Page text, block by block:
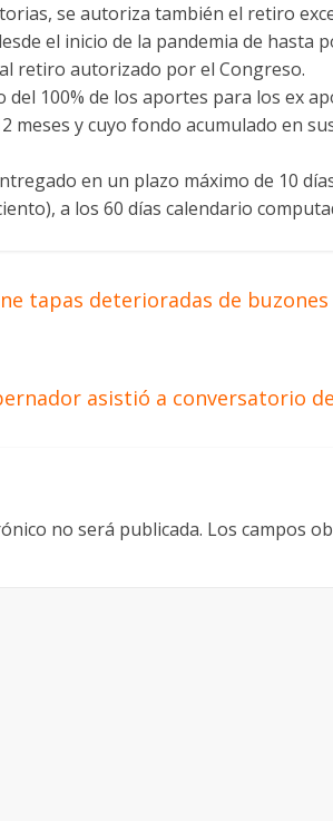
se autoriza también el retiro
el inicio de la pandemia de hasta
retiro autorizado por el Congreso.
del 100% de los aportes para los ex
meses y cuyo fondo acumulado en
en un plazo máximo de 10
a los 60 días calendario
tapas deterioradas de
asistió a conversatorio
no será publicada. Los campos